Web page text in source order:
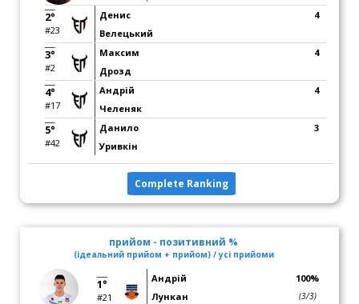
2°
#23
Денис
Велецький
4
3°
#2
Максим
Дрозд
4
4°
#17
Андрій
Челеняк
4
5°
#42
Данило
Уривкін
3
Complete Ranking
прийом - позитивний %
(ідеальний прийом + прийом) / усі прийоми
1°
#21
Андрій
Лункан
100%
(3/3)